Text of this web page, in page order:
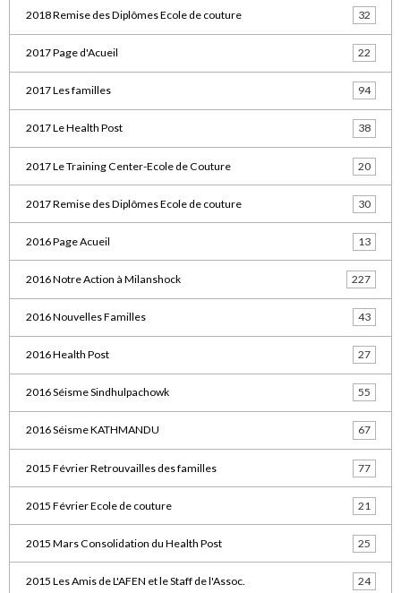
2018 Remise des Diplômes Ecole de couture 32
2017 Page d'Acueil 22
2017 Les familles 94
2017 Le Health Post 38
2017 Le Training Center-Ecole de Couture 20
2017 Remise des Diplômes Ecole de couture 30
2016 Page Acueil 13
2016 Notre Action à Milanshock 227
2016 Nouvelles Familles 43
2016 Health Post 27
2016 Séisme Sindhulpachowk 55
2016 Séisme KATHMANDU 67
2015 Février Retrouvailles des familles 77
2015 Février Ecole de couture 21
2015 Mars Consolidation du Health Post 25
2015 Les Amis de L'AFEN et le Staff de l'Assoc. 24